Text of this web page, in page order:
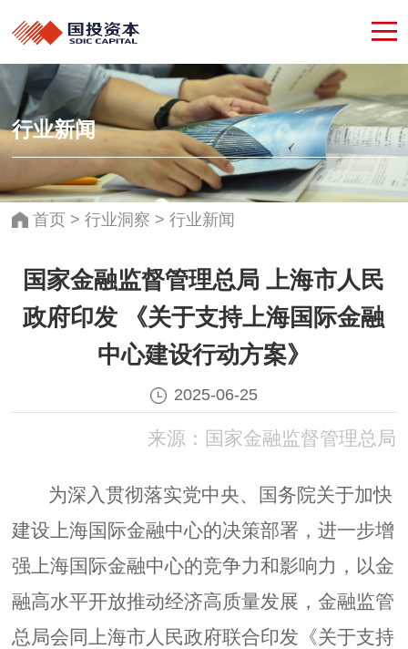
行业新闻
首页 > 行业洞察 > 行业新闻
国家金融监督管理总局 上海市人民
政府印发 《关于支持上海国际金融
中心建设行动方案》
2025-06-25
来源：国家金融监督管理总局
为深入贯彻落实党中央、国务院关于加快
建设上海国际金融中心的决策部署，进一步增
强上海国际金融中心的竞争力和影响力，以金
融高水平开放推动经济高质量发展，金融监管
总局会同上海市人民政府联合印发《关于支持